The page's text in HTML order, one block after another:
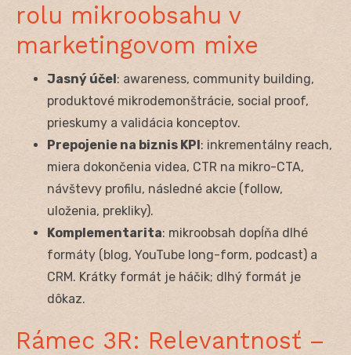
rolu mikroobsahu v
marketingovom mixe
Jasný účel: awareness, community building,
produktové mikrodemonštrácie, social proof,
prieskumy a validácia konceptov.
Prepojenie na biznis KPI: inkrementálny reach,
miera dokončenia videa, CTR na mikro-CTA,
návštevy profilu, následné akcie (follow,
uloženia, prekliky).
Komplementarita: mikroobsah dopĺňa dlhé
formáty (blog, YouTube long-form, podcast) a
CRM. Krátky formát je háčik; dlhý formát je
dôkaz.
Rámec 3R: Relevantnosť –